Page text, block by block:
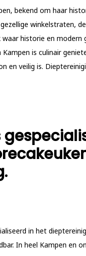
bekend om haar
winkelstraten,
waar historie en
is culinair
en veilig is.
in het
In heel Kampen en